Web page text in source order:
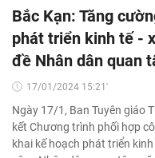
Bắc Kạn: Tăng
phát triển kinh tế -
đề Nhân dân quan
17/01/2024 15:21'
Ngày 17/1, Ban Tuyên giáo
kết Chương trình phối hợp
khai kế hoạch phát triển